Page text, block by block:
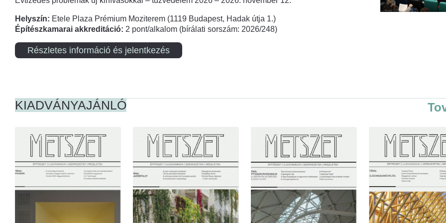
Helyszín: Etele Plaza Prémium Moziterem (1119 Budapest, Hadak útja 1.)
Építészkamarai akkreditáció: 2 pont/alkalom (bírálati sorszám: 2026/248)
Részletes információ és jelentkezés
KIADVÁNYAJÁNLÓ